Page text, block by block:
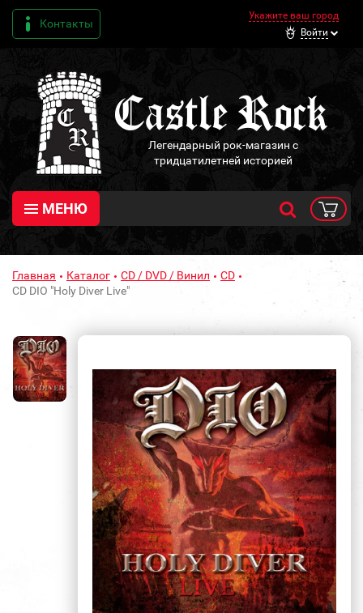
Контакты
Укажите ваш город
Войти
Легендарный рок-магазин с
тридцатилетней историей
МЕНЮ
Главная Каталог CD / DVD / Винил
CD
CD DIO "Holy Diver Live"